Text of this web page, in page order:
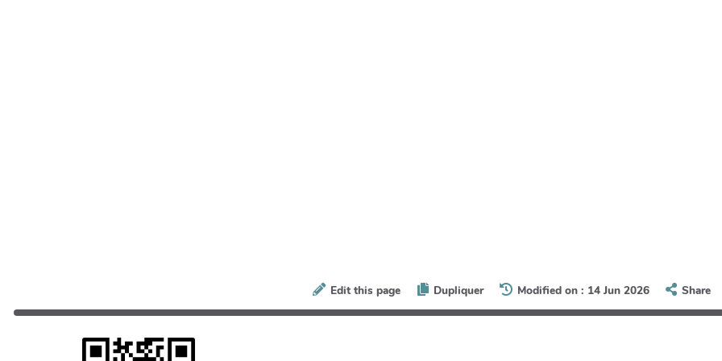
Edit this page Dupliquer Modified on : 14 Jun 2026 Share